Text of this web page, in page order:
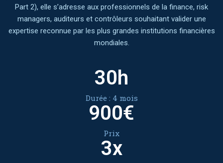
Part 2), elle s’adresse aux professionnels de la finance, risk
managers, auditeurs et contrôleurs souhaitant valider une
expertise reconnue par les plus grandes institutions financières
mondiales.
30h
Durée : 4 mois
900€
Prix
3x